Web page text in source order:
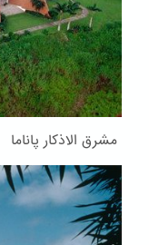
مشرق الاذکار پاناما